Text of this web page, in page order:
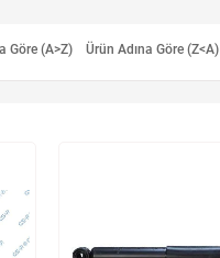
Göre (A>Z) Ürün Adına Göre (Z<A)